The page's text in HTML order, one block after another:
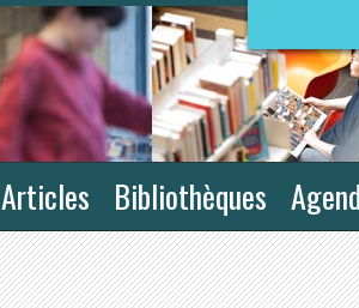
Articles Bibliothèques